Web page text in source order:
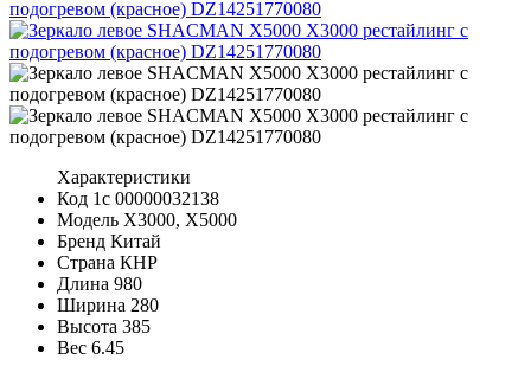
Характеристики
Код 1с 00000032138
Модель X3000, X5000
Бренд Китай
Страна КНР
Длина 980
Ширина 280
Высота 385
Вес 6.45